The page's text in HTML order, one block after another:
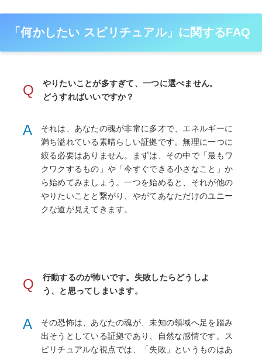
「何かしたい スピリチュアル」に関するFAQ
Q
やりたいことが多すぎて、一つに選べません。
どうすればいいですか？
A
それは、あなたの魂が非常に多才で、エネルギーに
満ち溢れている素晴らしい証拠です。無理に一つに
絞る必要はありません。まずは、その中で「最もワ
クワクするもの」や「今すぐできる小さなこと」か
ら始めてみましょう。一つを始めると、それが他の
やりたいことと繋がり、やがてあなただけのユニー
クな道が見えてきます。
Q
行動するのが怖いです。失敗したらどうしよ
う、と思ってしまいます。
A
その恐怖は、あなたの魂が、未知の領域へ足を踏み
出そうとしている証拠であり、自然な感情です。ス
ピリチュアルな視点では、「失敗」というものはあ